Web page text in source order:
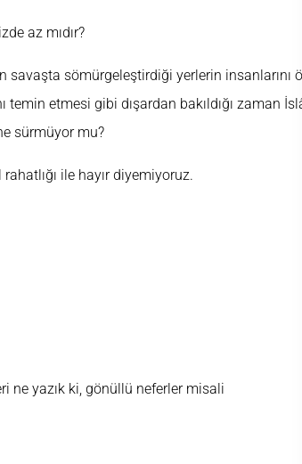
az mıdır?
sömürgeleştirdiği yerlerin insanlarını
etmesi gibi dışardan bakıldığı zaman
sürmüyor mu?
ile hayır diyemiyoruz.
ne yazık ki, gönüllü neferler misali